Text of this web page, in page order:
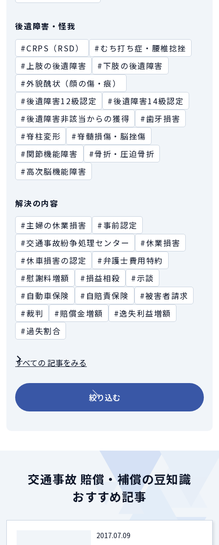
後遺障害・怪我
#CRPS（RSD）
#むち打ち症・腰椎捻挫
#上肢の後遺障害
#下肢の後遺障害
#外貌醜状（顔の傷・痕）
#後遺障害12級認定
#後遺障害14級認定
#後遺障害非該当からの獲得
#歯牙損害
#脊柱変形
#脊髄損傷・脳挫傷
#関節機能障害
#骨折・圧迫骨折
#高次脳機能障害
解決の内容
#主婦の休業損害
#事前認定
#交通事故紛争処理センター
#休業損害
#休車損害の認定
#弁護士費用特約
#慰謝料増額
#損益相殺
#示談
#自動車保険
#自賠責保険
#被害者請求
#裁判
#賠償金増額
#逸失利益増額
#過失割合
すべての 記事をみる
絞り込む
交通事故 賠償・補償の豆知識
おすすめ記事
2017.07.09